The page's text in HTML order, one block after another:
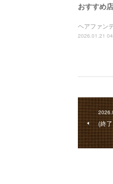
おすすめ
ヘアファン
2026.01.21
(終